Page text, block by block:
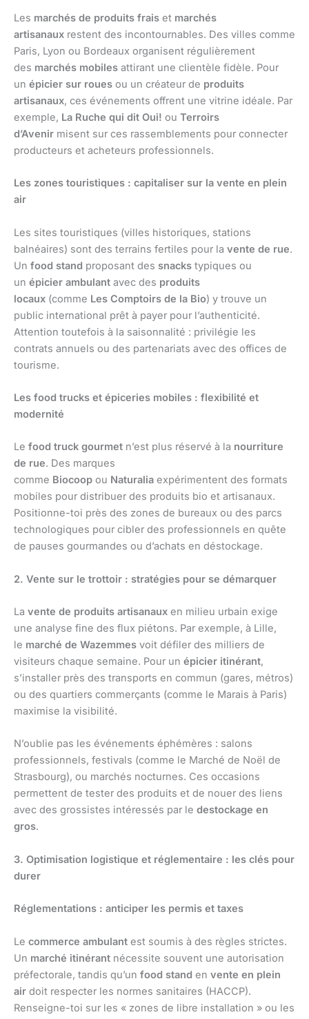
Les marchés de produits frais et marchés
artisanaux restent des incontournables. Des villes comme
Paris, Lyon ou Bordeaux organisent régulièrement
des marchés mobiles attirant une clientèle fidèle. Pour
un épicier sur roues ou un créateur de produits
artisanaux, ces événements offrent une vitrine idéale. Par
exemple, La Ruche qui dit Oui! ou Terroirs
d’Avenir misent sur ces rassemblements pour connecter
producteurs et acheteurs professionnels.
Les zones touristiques : capitaliser sur la vente en plein
air
Les sites touristiques (villes historiques, stations
balnéaires) sont des terrains fertiles pour la vente de rue.
Un food stand proposant des snacks typiques ou
un épicier ambulant avec des produits
locaux (comme Les Comptoirs de la Bio) y trouve un
public international prêt à payer pour l’authenticité.
Attention toutefois à la saisonnalité : privilégie les
contrats annuels ou des partenariats avec des offices de
tourisme.
Les food trucks et épiceries mobiles : flexibilité et
modernité
Le food truck gourmet n’est plus réservé à la nourriture
de rue. Des marques
comme Biocoop ou Naturalia expérimentent des formats
mobiles pour distribuer des produits bio et artisanaux.
Positionne-toi près des zones de bureaux ou des parcs
technologiques pour cibler des professionnels en quête
de pauses gourmandes ou d’achats en déstockage.
2. Vente sur le trottoir : stratégies pour se démarquer
La vente de produits artisanaux en milieu urbain exige
une analyse fine des flux piétons. Par exemple, à Lille,
le marché de Wazemmes voit défiler des milliers de
visiteurs chaque semaine. Pour un épicier itinérant,
s’installer près des transports en commun (gares, métros)
ou des quartiers commerçants (comme le Marais à Paris)
maximise la visibilité.
N’oublie pas les événements éphémères : salons
professionnels, festivals (comme le Marché de Noël de
Strasbourg), ou marchés nocturnes. Ces occasions
permettent de tester des produits et de nouer des liens
avec des grossistes intéressés par le destockage en
gros.
3. Optimisation logistique et réglementaire : les clés pour
durer
Réglementations : anticiper les permis et taxes
Le commerce ambulant est soumis à des règles strictes.
Un marché itinérant nécessite souvent une autorisation
préfectorale, tandis qu’un food stand en vente en plein
air doit respecter les normes sanitaires (HACCP).
Renseigne-toi sur les « zones de libre installation » ou les